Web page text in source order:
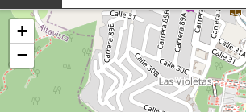
+
−